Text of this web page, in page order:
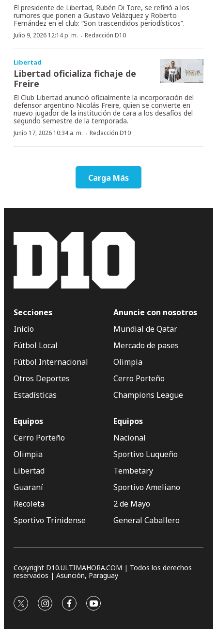
El presidente de Libertad, Rubén Di Tore, se refirió a los
rumores que ponen a Gustavo Velázquez y Roberto
Fernández en el club: “Son trascendidos periodísticos”.
Julio 9, 2026 12:14 p. m. · Redacción D10
Libertad
Libertad oficializa fichaje de
Freire
El Club Libertad anunció oficialmente la incorporación del
defensor argentino Nicolás Freire, quien se convierte en
nuevo jugador de la institución de cara a los desafíos del
segundo semestre de la temporada.
Junio 17, 2026 10:34 a. m. · Redacción D10
Carga Más
Secciones
Inicio
Fútbol Local
Fútbol Internacional
Otros Deportes
Estadísticas
Anuncie con nosotros
Mundial de Qatar
Mercado de pases
Olimpia
Cerro Porteño
Champions League
Equipos
Cerro Porteño
Olimpia
Libertad
Guaraní
Recoleta
Sportivo Trinidense
Equipos
Nacional
Sportivo Luqueño
Tembetary
Sportivo Ameliano
2 de Mayo
General Caballero
Copyright D10.ULTIMAHORA.COM | Todos los derechos
reservados | Asunción, Paraguay
twitterinstagram
facebookyoutube